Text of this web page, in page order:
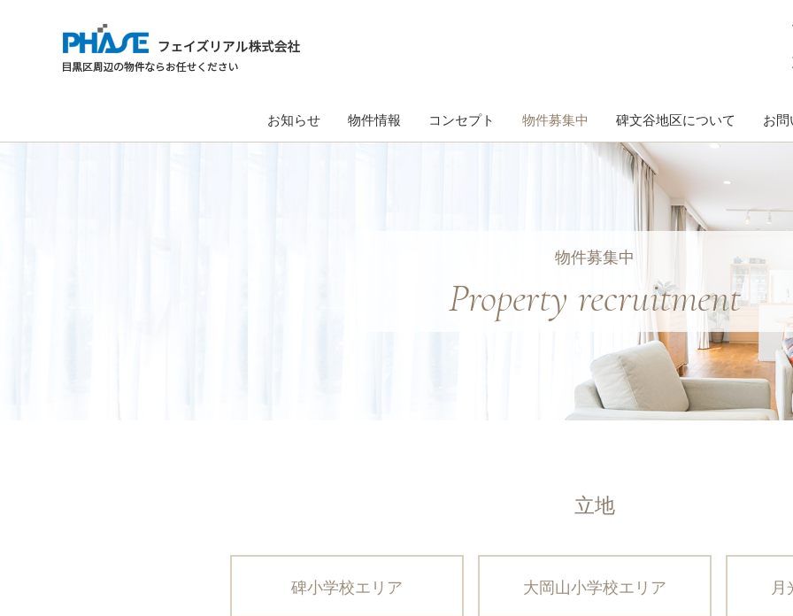
お知らせ 物件情報 コンセプト 物件募集中 碑文谷地区について お
物件募集中
Property recruitment
立地
碑小学校エリア 大岡山小学校エリア